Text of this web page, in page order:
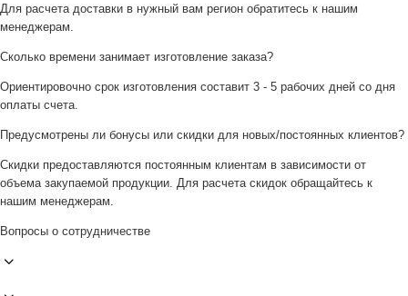
Для расчета доставки в нужный вам регион обратитесь к нашим
менеджерам.
Сколько времени занимает изготовление заказа?
Ориентировочно срок изготовления составит 3 - 5 рабочих дней со дня
оплаты счета.
Предусмотрены ли бонусы или скидки для новых/постоянных клиентов?
Скидки предоставляются постоянным клиентам в зависимости от
объема закупаемой продукции. Для расчета скидок обращайтесь к
нашим менеджерам.
Вопросы о сотрудничестве